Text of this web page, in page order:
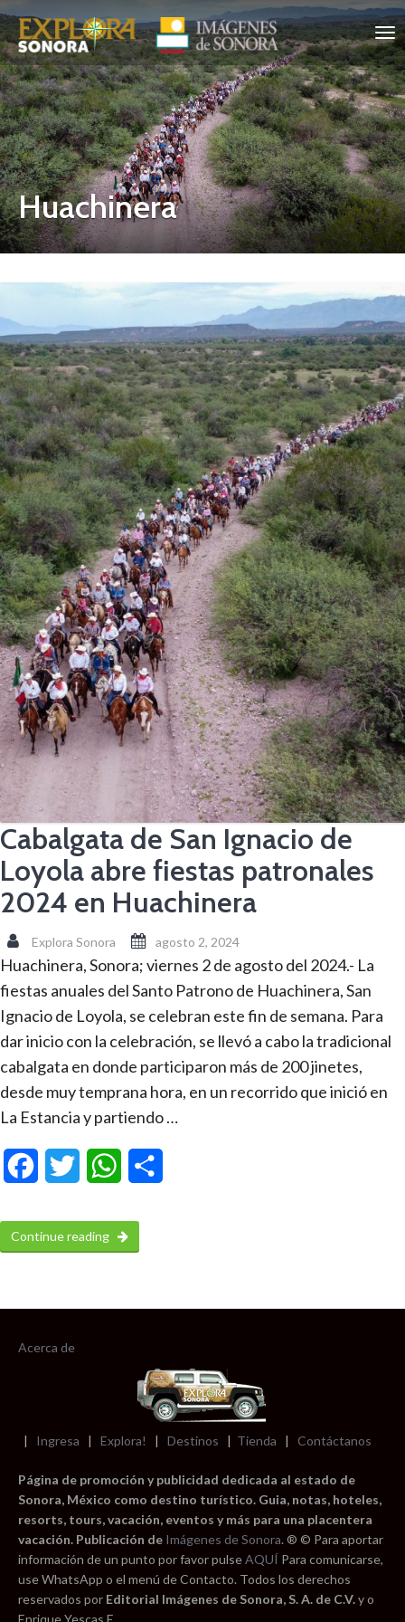
Huachinera
Cabalgata de San Ignacio de
Loyola abre fiestas patronales
2024 en Huachinera
Explora Sonora agosto 2, 2024
Huachinera, Sonora; viernes 2 de agosto del 2024.- La
fiestas anuales del Santo Patrono de Huachinera, San
Ignacio de Loyola, se celebran este fin de semana. Para
dar inicio con la celebración, se llevó a cabo la tradicional
cabalgata en donde participaron más de 200 jinetes,
desde muy temprana hora, en un recorrido que inició en
La Estancia y partiendo …
FacebookTwitter WhatsApp
Continue reading
Acerca de
| Ingresa | Explora! | Destinos | Tienda | Contáctanos
Página de promoción y publicidad dedicada al estado de
Sonora, México como destino turístico. Guia, notas, hoteles,
resorts, tours, vacación, eventos y más para una placentera
vacación. Publicación de Imágenes de Sonora. ® © Para aportar
información de un punto por favor pulseAQUÍ Para comunicarse,
use WhatsApp o el menú de Contacto. Todos los derechos
reservados por Editorial Imágenes de Sonora, S. A. de C.V.y o
Enrique Yescas E.